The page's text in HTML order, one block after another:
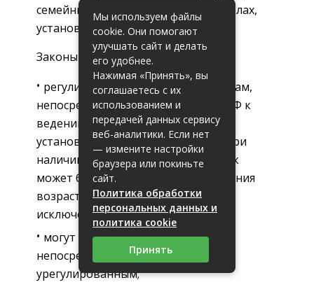
семейные отношения лишь в пределах,
установленных СК РФ.
Законы субъектов РФ:
регулируют отношения по вопросам,
непосредственно отнесённым СК РФ к
ведению субъектов РФ (например,
установление порядка и условий, при
наличии которых вступление в брак
может быть разрешено до достижения
возраста шестнадцати лет в виде
исключения);
могут приниматься по вопросам,
непосредственно СК РФ не
урегулированным;
Мы используем файлы
cookie. Они помогают
улучшать сайт и делать
его удобнее.
Нажимая «Принять», вы
соглашаетесь с их
использованием и
передачей данных сервису
веб-аналитики. Если нет
— измените настройки
браузера или покиньте
сайт.
Политика обработки
персональных данных и
политика cookie
Принять